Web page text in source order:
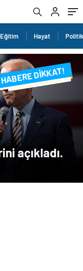
Eğitim Hayat
açıkladı.
SON DAKİKA
FLAŞ FLAŞ...
DİKKAT!